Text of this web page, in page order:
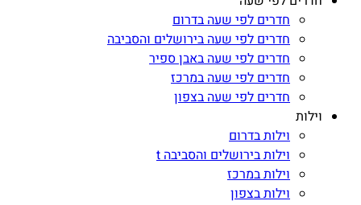
חדרים לפי שעה בדרום
חדרים לפי שעה בירושלים והסביבה
חדרים לפי שעה באבן ספיר
חדרים לפי שעה במרכז
חדרים לפי שעה בצפון
וילות
וילות בדרום
וילות בירושלים והסביבה t
וילות במרכז
וילות בצפון